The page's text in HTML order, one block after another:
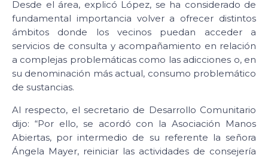
Desde el área, explicó López, se ha considerado de
fundamental importancia volver a ofrecer distintos
ámbitos donde los vecinos puedan acceder a
servicios de consulta y acompañamiento en relación
a complejas problemáticas como las adicciones o, en
su denominación más actual, consumo problemático
de sustancias.
Al respecto, el secretario de Desarrollo Comunitario
dijo: “Por ello, se acordó con la Asociación Manos
Abiertas, por intermedio de su referente la señora
Ángela Mayer, reiniciar las actividades de consejería